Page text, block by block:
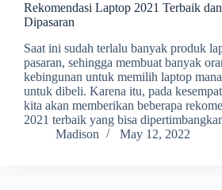
Rekomendasi Laptop 2021 Terbaik
Dipasaran
Saat ini sudah terlalu banyak produk
pasaran, sehingga membuat banyak
kebingunan untuk memilih laptop
untuk dibeli. Karena itu, pada
kita akan memberikan beberapa
2021 terbaik yang bisa
Madison
May 12, 2022